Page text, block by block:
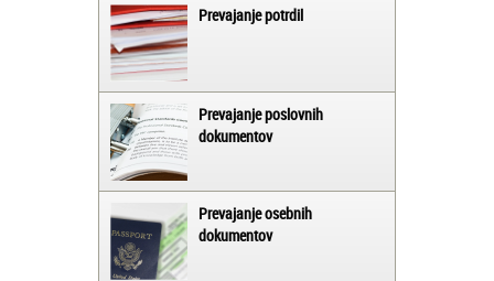
Prevajanje potrdil
Prevajanje poslovnih
dokumentov
Prevajanje osebnih
dokumentov